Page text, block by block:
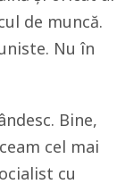
de muncă.
Nu în
Bine,
cel mai
cu